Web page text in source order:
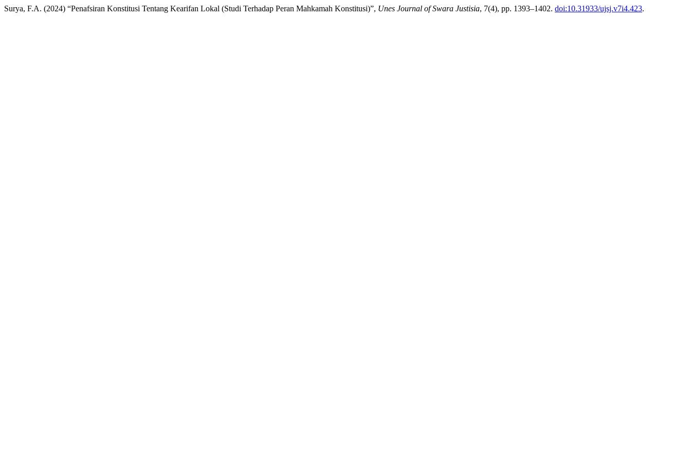
Surya, F.A. (2024) “Penafsiran Konstitusi Tentang Kearifan Lokal (Studi Terhadap Peran Mahkamah Konstitusi)”, Unes Journal of Swara Justisia, 7(4), pp. 1393–1402. doi:10.31933/ujsj.v7i4.423.